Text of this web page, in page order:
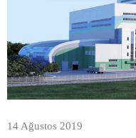
14 Ağustos 2019